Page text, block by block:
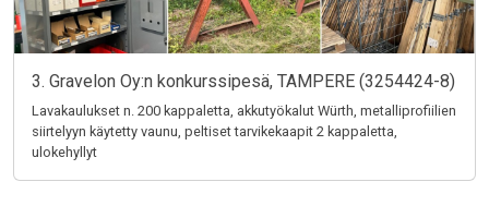
3. Gravelon Oy:n konkurssipesä, TAMPERE (3254424-8)
Lavakaulukset n. 200 kappaletta, akkutyökalut Würth, metalliprofiilien
siirtelyyn käytetty vaunu, peltiset tarvikekaapit 2 kappaletta,
ulokehyllyt